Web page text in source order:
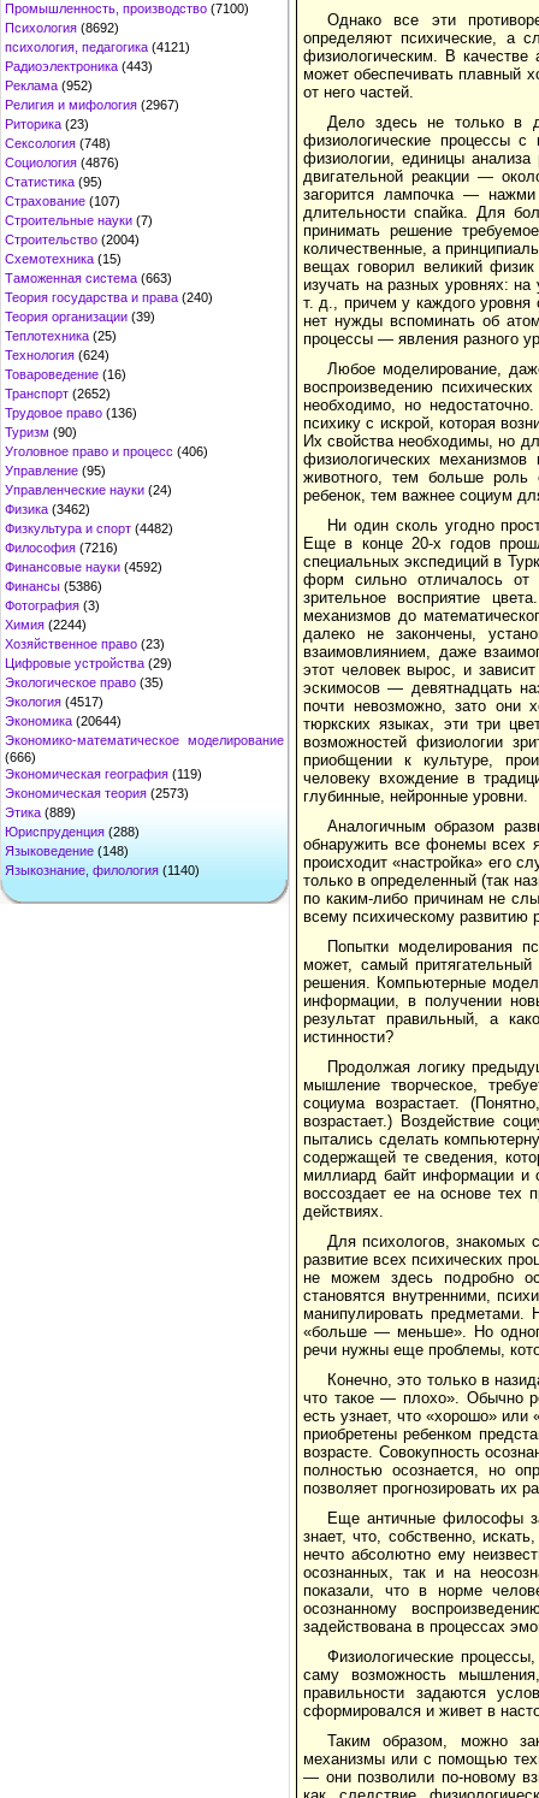
Промышленность, производство (7100)
Психология (8692)
психология, педагогика (4121)
Радиоэлектроника (443)
Реклама (952)
Религия и мифология (2967)
Риторика (23)
Сексология (748)
Социология (4876)
Статистика (95)
Страхование (107)
Строительные науки (7)
Строительство (2004)
Схемотехника (15)
Таможенная система (663)
Теория государства и права (240)
Теория организации (39)
Теплотехника (25)
Технология (624)
Товароведение (16)
Транспорт (2652)
Трудовое право (136)
Туризм (90)
Уголовное право и процесс (406)
Управление (95)
Управленческие науки (24)
Физика (3462)
Физкультура и спорт (4482)
Философия (7216)
Финансовые науки (4592)
Финансы (5386)
Фотография (3)
Химия (2244)
Хозяйственное право (23)
Цифровые устройства (29)
Экологическое право (35)
Экология (4517)
Экономика (20644)
Экономико-математическое моделирование
(666)
Экономическая география (119)
Экономическая теория (2573)
Этика (889)
Юриспруденция (288)
Языковедение (148)
Языкознание, филология (1140)
Однако все эти
определяют психические, а
физиологическим. В качестве
может обеспечивать плавный
от него частей.
Дело здесь не только в
физиологические процессы
физиологии, единицы
двигательной реакции —
загорится лампочка —
длительности спайка. Для
принимать решение
количественные, а
вещах говорил великий
изучать на разных уровнях:
т. д., причем у каждого уровня
нет нужды вспоминать об
процессы — явления разного
Любое моделирование,
воспроизведению
необходимо, но
психику с искрой, которая
Их свойства необходимы, но
физиологических
животного, тем больше
ребенок, тем важнее социум
Ни один сколь угодно
Еще в конце 20-х годов
специальных экспедиций в
форм сильно отличалось от
зрительное восприятие
механизмов до
далеко не закончены,
взаимовлиянием, даже
этот человек вырос, и
эскимосов — девятнадцать
почти невозможно, зато они
тюркских языках, эти три
возможностей физиологии
приобщении к культуре,
человеку вхождение в
глубинные, нейронные уровни.
Аналогичным образом
обнаружить все фонемы всех
происходит «настройка» его
только в определенный (так
по каким-либо причинам не
всему психическому развитию
Попытки моделирования
может, самый
решения. Компьютерные
информации, в получении
результат правильный, а
истинности?
Продолжая логику
мышление творческое,
социума возрастает.
возрастает.) Воздействие
пытались сделать
содержащей те сведения,
миллиард байт информации и
воссоздает ее на основе тех
действиях.
Для психологов, знакомых
развитие всех психических
не можем здесь подробно
становятся внутренними,
манипулировать предметами.
«больше — меньше». Но
речи нужны еще проблемы,
Конечно, это только в
что такое — плохо». Обычно
есть узнает, что «хорошо»
приобретены ребенком
возрасте. Совокупность
полностью осознается, но
позволяет прогнозировать их
Еще античные философы
знает, что, собственно,
нечто абсолютно ему
осознанных, так и на
показали, что в норме
осознанному
задействована в процессах
Физиологические
саму возможность
правильности задаются
сформировался и живет в
Таким образом, можно
механизмы или с помощью
— они позволили по-новому